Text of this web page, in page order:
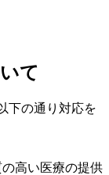
て
下の通り対応を
高い医療の提供